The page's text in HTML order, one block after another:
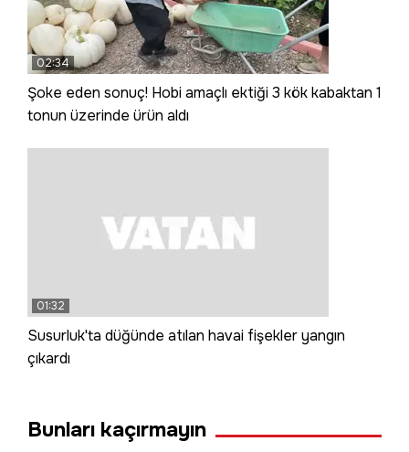
02:34
Şoke eden sonuç! Hobi amaçlı ektiği 3 kök kabaktan 1
tonun üzerinde ürün aldı
01:32
Susurluk'ta düğünde atılan havai fişekler yangın
çıkardı
Bunları kaçırmayın